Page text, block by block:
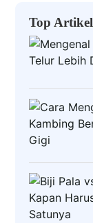
Top Artikel